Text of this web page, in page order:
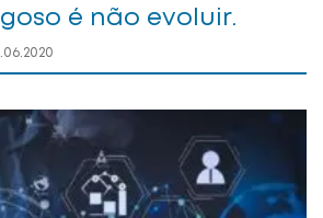
é não evoluir.